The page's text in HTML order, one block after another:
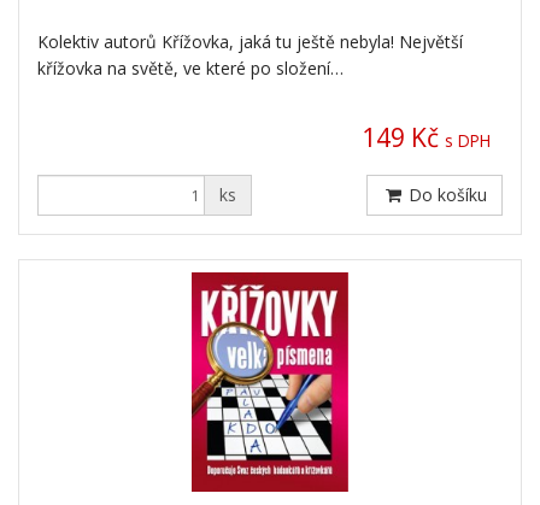
Kolektiv autorů Křížovka, jaká tu ještě nebyla! Největší
křížovka na světě, ve které po složení…
149 Kč s DPH
ks Do košíku